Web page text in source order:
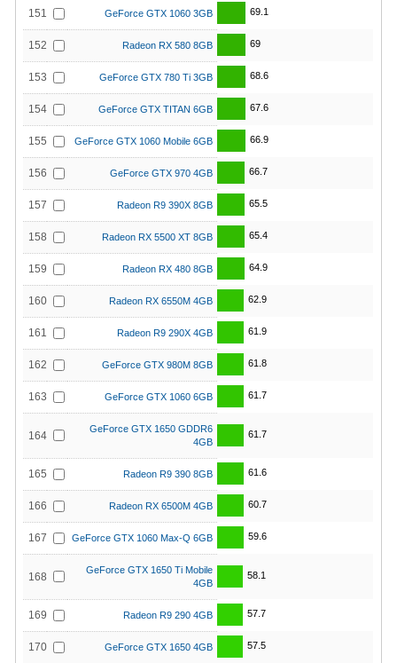
151 GeForce GTX 1060 3GB 69.1
152 Radeon RX 580 8GB 69
153 GeForce GTX 780 Ti 3GB 68.6
154 GeForce GTX TITAN 6GB 67.6
155 GeForce GTX 1060 Mobile 6GB 66.9
156 GeForce GTX 970 4GB 66.7
157 Radeon R9 390X 8GB 65.5
158 Radeon RX 5500 XT 8GB 65.4
159 Radeon RX 480 8GB 64.9
160 Radeon RX 6550M 4GB 62.9
161 Radeon R9 290X 4GB 61.9
162 GeForce GTX 980M 8GB 61.8
163 GeForce GTX 1060 6GB 61.7
164
GeForce GTX 1650 GDDR6
4GB
61.7
165 Radeon R9 390 8GB 61.6
166 Radeon RX 6500M 4GB 60.7
167 GeForce GTX 1060 Max-Q 6GB 59.6
168
GeForce GTX 1650 Ti Mobile
4GB
58.1
169 Radeon R9 290 4GB 57.7
170 GeForce GTX 1650 4GB 57.5